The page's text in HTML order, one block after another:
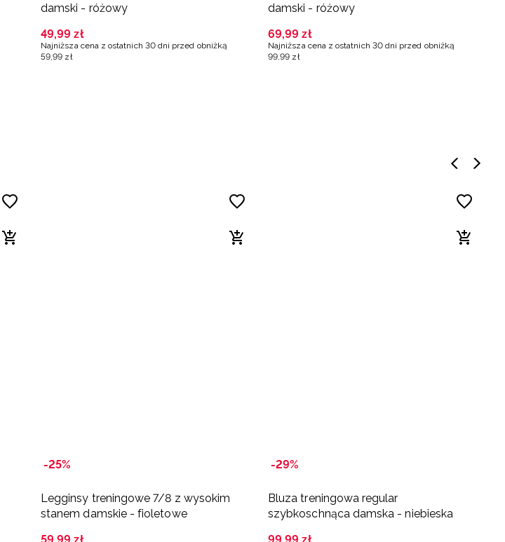
damski - różowy
49,99 zł
Najniższa cena z ostatnich 30 dni przed obniżką
59,99 zł
damski - różowy
69,99 zł
Najniższa cena z ostatnich 30 dni przed obniżką
99,99 zł
-25%
Legginsy treningowe 7/8 z wysokim
stanem damskie - fioletowe
59,99 zł
-29%
Bluza treningowa regular
szybkoschnąca damska - niebieska
99,99 zł